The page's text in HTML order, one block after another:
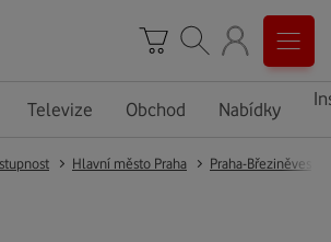
Televize Obchod Nabídky
Hlavní město Praha Praha-Březiněves